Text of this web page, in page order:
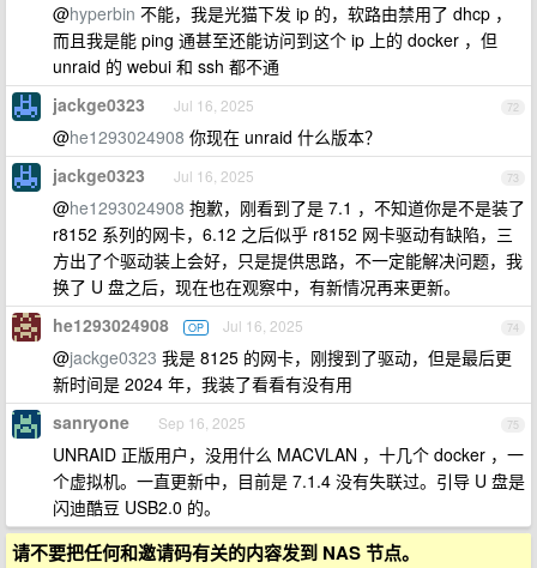
@hyperbin 不能，我是光猫下发 ip 的，软路由禁用了 dhcp ，
而且我是能 ping 通甚至还能访问到这个 ip 上的 docker ，但
unraid 的 webui 和 ssh 都不通
72
jackge0323 Jul 16, 2025
@he1293024908 你现在 unraid 什么版本？
73
jackge0323 Jul 16, 2025
@he1293024908 抱歉，刚看到了是 7.1 ，不知道你是不是装了
r8152 系列的网卡，6.12 之后似乎 r8152 网卡驱动有缺陷，三
方出了个驱动装上会好，只是提供思路，不一定能解决问题，我
换了 U 盘之后，现在也在观察中，有新情况再来更新。
74
he1293024908 OP Jul 16, 2025
@jackge0323 我是 8125 的网卡，刚搜到了驱动，但是最后更
新时间是 2024 年，我装了看看有没有用
75
sanryone Sep 16, 2025
UNRAID 正版用户，没用什么 MACVLAN ，十几个 docker ，一
个虚拟机。一直更新中，目前是 7.1.4 没有失联过。引导 U 盘是
闪迪酷豆 USB2.0 的。
请不要把任何和邀请码有关的内容发到 NAS 节点。